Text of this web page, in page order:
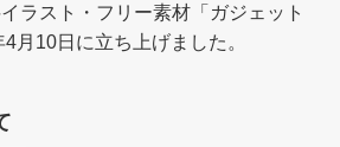
ラスト・フリー素材「ガジェット
月10日に立ち上げました。